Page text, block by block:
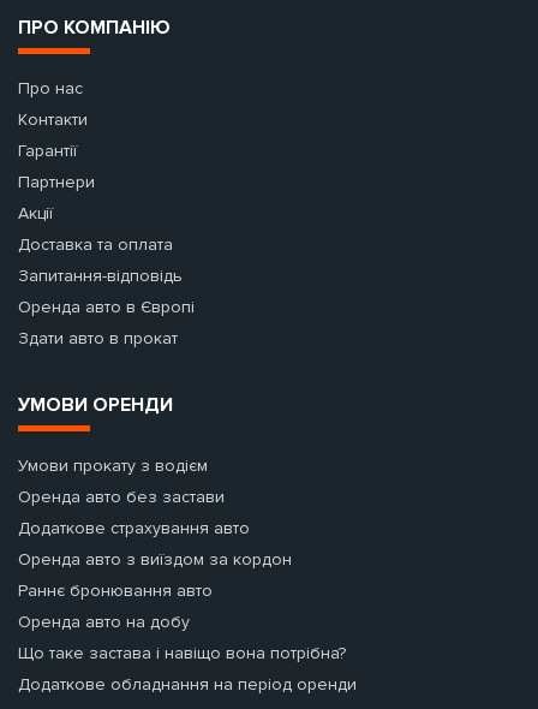
ПРО КОМПАНІЮ
Про нас
Контакти
Гарантії
Партнери
Акції
Доставка та оплата
Запитання-відповідь
Оренда авто в Європі
Здати авто в прокат
УМОВИ ОРЕНДИ
Умови прокату з водієм
Оренда авто без застави
Додаткове страхування авто
Оренда авто з виїздом за кордон
Раннє бронювання авто
Оренда авто на добу
Що таке застава і навіщо вона потрібна?
Додаткове обладнання на період оренди